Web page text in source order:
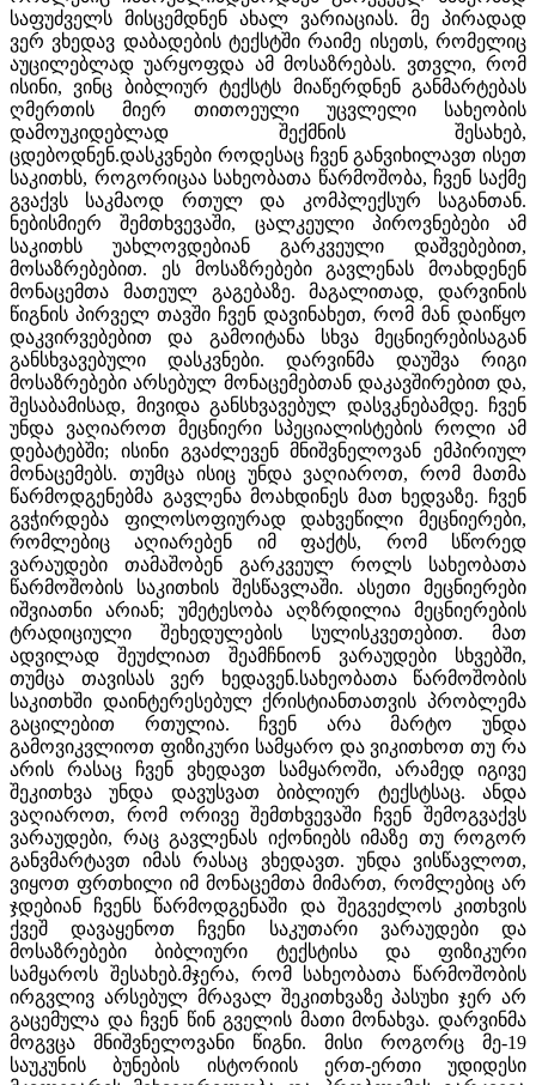
საფუძველს მისცემდნენ ახალ ვარიაციას. მე პირადად
ვერ ვხედავ დაბადების ტექსტში რაიმე ისეთს, რომელიც
აუცილებლად უარყოფდა ამ მოსაზრებას. ვთვლი, რომ
ისინი, ვინც ბიბლიურ ტექსტს მიაწერდნენ განმარტებას
ღმერთის მიერ თითოეული უცვლელი სახეობის
დამოუკიდებლად შექმნის შესახებ,
ცდებოდნენ.დასკვნები როდესაც ჩვენ განვიხილავთ ისეთ
საკითხს, როგორიცაა სახეობათა წარმოშობა, ჩვენ საქმე
გვაქვს საკმაოდ რთულ და კომპლექსურ საგანთან.
ნებისმიერ შემთხვევაში, ცალკეული პიროვნებები ამ
საკითხს უახლოვდებიან გარკვეული დაშვებებით,
მოსაზრებებით. ეს მოსაზრებები გავლენას მოახდენენ
მონაცემთა მათეულ გაგებაზე. მაგალითად, დარვინის
წიგნის პირველ თავში ჩვენ დავინახეთ, რომ მან დაიწყო
დაკვირვებებით და გამოიტანა სხვა მეცნიერებისაგან
განსხვავებული დასკვნები. დარვინმა დაუშვა რიგი
მოსაზრებები არსებულ მონაცემებთან დაკავშირებით და,
შესაბამისად, მივიდა განსხვავებულ დასვკნებამდე. ჩვენ
უნდა ვაღიაროთ მეცნიერი სპეციალისტების როლი ამ
დებატებში; ისინი გვაძლევენ მნიშვნელოვან ემპირიულ
მონაცემებს. თუმცა ისიც უნდა ვაღიაროთ, რომ მათმა
წარმოდგენებმა გავლენა მოახდინეს მათ ხედვაზე. ჩვენ
გვჭირდება ფილოსოფიურად დახვეწილი მეცნიერები,
რომლებიც აღიარებენ იმ ფაქტს, რომ სწორედ
ვარაუდები თამაშობენ გარკვეულ როლს სახეობათა
წარმოშობის საკითხის შესწავლაში. ასეთი მეცნიერები
იშვიათნი არიან; უმეტესობა აღზრდილია მეცნიერების
ტრადიციული შეხედულების სულისკვეთებით. მათ
ადვილად შეუძლიათ შეამჩნიონ ვარაუდები სხვებში,
თუმცა თავისას ვერ ხედავენ.სახეობათა წარმოშობის
საკითხში დაინტერესებულ ქრისტიანთათვის პრობლემა
გაცილებით რთულია. ჩვენ არა მარტო უნდა
გამოვიკვლიოთ ფიზიკური სამყარო და ვიკითხოთ თუ რა
არის რასაც ჩვენ ვხედავთ სამყაროში, არამედ იგივე
შეკითხვა უნდა დავუსვათ ბიბლიურ ტექსტსაც. ანდა
ვაღიაროთ, რომ ორივე შემთხვევაში ჩვენ შემოგვაქვს
ვარაუდები, რაც გავლენას იქონიებს იმაზე თუ როგორ
განვმარტავთ იმას რასაც ვხედავთ. უნდა ვისწავლოთ,
ვიყოთ ფრთხილი იმ მონაცემთა მიმართ, რომლებიც არ
ჯდებიან ჩვენს წარმოდგენაში და შეგვეძლოს კითხვის
ქვეშ დავაყენოთ ჩვენი საკუთარი ვარაუდები და
მოსაზრებები ბიბლიური ტექსტისა და ფიზიკური
სამყაროს შესახებ.მჯერა, რომ სახეობათა წარმოშობის
ირგვლივ არსებულ მრავალ შეკითხვაზე პასუხი ჯერ არ
გაცემულა და ჩვენ წინ გველის მათი მონახვა. დარვინმა
მოგვცა მნიშვნელოვანი წიგნი. მისი როგორც მე-19
საუკუნის ბუნების ისტორიის ერთ-ერთი უდიდესი